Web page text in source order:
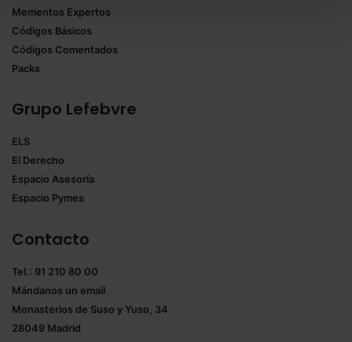
También puedes
seleccionar solo aquellas que quieras permitir en tu
navegador. Si no seleccionas ninguna utilizaremos
Saber más acerca de las cookies
Mementos Expertos
Códigos Básicos
Códigos Comentados
Packs
Grupo Lefebvre
ELS
El Derecho
Espacio Asesoría
Espacio Pymes
Contacto
Tel.: 91 210 80 00
Mándanos un email
Monasterios de Suso y Yuso, 34
28049 Madrid